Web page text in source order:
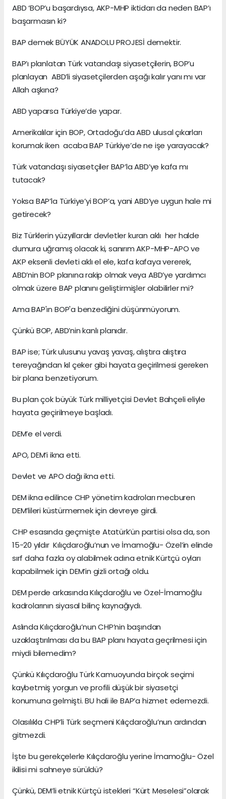
ABD ‘BOP’u başardıysa, AKP-MHP iktidarı da neden BAP’ı
başarmasın ki?
BAP demek BÜYÜK ANADOLU PROJESİ demektir.
BAP’ı planlatan Türk vatandaşı siyasetçilerin, BOP’u
planlayan ABD’li siyasetçilerden aşağı kalır yanı mı var
Allah aşkına?
ABD yaparsa Türkiye’de yapar.
Amerikalılar için BOP, Ortadoğu’da ABD ulusal çıkarları
korumak iken acaba BAP Türkiye’de ne işe yarayacak?
Türk vatandaşı siyasetçiler BAP’la ABD’ye kafa mı
tutacak?
Yoksa BAP’la Türkiye’yi BOP’a, yani ABD’ye uygun hale mi
getirecek?
Biz Türklerin yüzyıllardır devletler kuran aklı her halde
dumura uğramış olacak ki, sanırım AKP-MHP-APO ve
AKP eksenli devleti aklı el ele, kafa kafaya vererek,
ABD’nin BOP planına rakip olmak veya ABD’ye yardımcı
olmak üzere BAP planını geliştirmişler olabilirler mi?
Ama BAP'ın BOP'a benzediğini düşünmüyorum.
Çünkü BOP, ABD’nin kanlı planıdır.
BAP ise; Türk ulusunu yavaş yavaş, alıştıra alıştıra
tereyağından kıl çeker gibi hayata geçirilmesi gereken
bir plana benzetiyorum.
Bu plan çok büyük Türk milliyetçisi Devlet Bahçeli eliyle
hayata geçirilmeye başladı.
DEM’e el verdi.
APO, DEM’i ikna etti.
Devlet ve APO dağı ikna etti.
DEM ikna edilince CHP yönetim kadroları mecburen
DEM’lileri küstürmemek için devreye girdi.
CHP esasında geçmişte Atatürk’ün partisi olsa da, son
15-20 yıldır Kılıçdaroğlu’nun ve İmamoğlu- Özel’in elinde
sırf daha fazla oy alabilmek adına etnik Kürtçü oyları
kapabilmek için DEM’in gizli ortağı oldu.
DEM perde arkasında Kılıçdaroğlu ve Özel-İmamoğlu
kadrolarının siyasal bilinç kaynağıydı.
Aslında Kılıçdaroğlu’nun CHP’nin başından
uzaklaştırılması da bu BAP planı hayata geçrilmesi için
miydi bilemedim?
Çünkü Kılıçdaroğlu Türk Kamuoyunda birçok seçimi
kaybetmiş yorgun ve profili düşük bir siyasetçi
konumuna gelmişti. BU hali ile BAP’a hizmet edemezdi.
Olasılıkla CHP’li Türk seçmeni Kılıçdaroğlu’nun ardından
gitmezdi.
İşte bu gerekçelerle Kılıçdaroğlu yerine İmamoğlu- Özel
ikilisi mi sahneye sürüldü?
Çünkü, DEM’li etnik Kürtçü istekleri “Kürt Meselesi”olarak